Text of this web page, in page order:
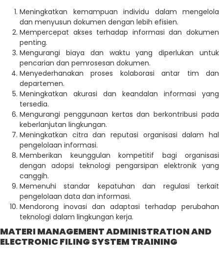
Meningkatkan kemampuan individu dalam mengelola
dan menyusun dokumen dengan lebih efisien.
Mempercepat akses terhadap informasi dan dokumen
penting.
Mengurangi biaya dan waktu yang diperlukan untuk
pencarian dan pemrosesan dokumen.
Menyederhanakan proses kolaborasi antar tim dan
departemen.
Meningkatkan akurasi dan keandalan informasi yang
tersedia.
Mengurangi penggunaan kertas dan berkontribusi pada
keberlanjutan lingkungan.
Meningkatkan citra dan reputasi organisasi dalam hal
pengelolaan informasi.
Memberikan keunggulan kompetitif bagi organisasi
dengan adopsi teknologi pengarsipan elektronik yang
canggih.
Memenuhi standar kepatuhan dan regulasi terkait
pengelolaan data dan informasi.
Mendorong inovasi dan adaptasi terhadap perubahan
teknologi dalam lingkungan kerja.
MATERI MANAGEMENT ADMINISTRATION AND
ELECTRONIC FILING SYSTEM TRAINING